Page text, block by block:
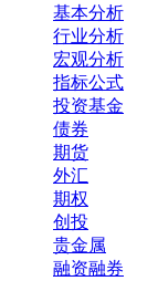
基本分析
行业分析
宏观分析
指标公式
投资基金
债券
期货
外汇
期权
创投
贵金属
融资融券